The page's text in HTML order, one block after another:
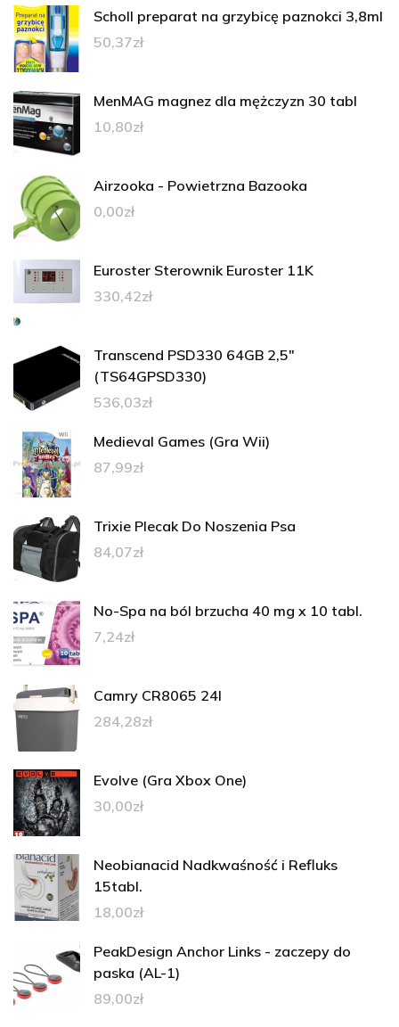
Scholl preparat na grzybicę paznokci 3,8ml
50,37zł
MenMAG magnez dla mężczyzn 30 tabl
10,80zł
Airzooka - Powietrzna Bazooka
0,00zł
Euroster Sterownik Euroster 11K
330,42zł
Transcend PSD330 64GB 2,5"
(TS64GPSD330)
536,03zł
Medieval Games (Gra Wii)
87,99zł
Trixie Plecak Do Noszenia Psa
84,07zł
No-Spa na ból brzucha 40 mg x 10 tabl.
7,24zł
Camry CR8065 24l
284,28zł
Evolve (Gra Xbox One)
30,00zł
Neobianacid Nadkwaśność i Refluks
15tabl.
18,00zł
PeakDesign Anchor Links - zaczepy do
paska (AL-1)
89,00zł